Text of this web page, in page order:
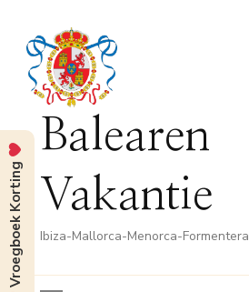
Balearen
Vakantie
Ibiza-Mallorca-Menorca-Formentera
Vroegboek Korting